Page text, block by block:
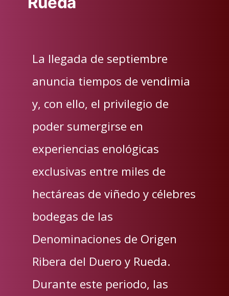
La llegada de septiembre
anuncia tiempos de vendimia
y, con ello, el privilegio de
poder sumergirse en
experiencias enológicas
exclusivas entre miles de
hectáreas de viñedo y célebres
bodegas de las
Denominaciones de Origen
Ribera del Duero y Rueda.
Durante este periodo, las